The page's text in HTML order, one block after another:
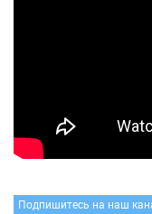
Подпишитесь на наш